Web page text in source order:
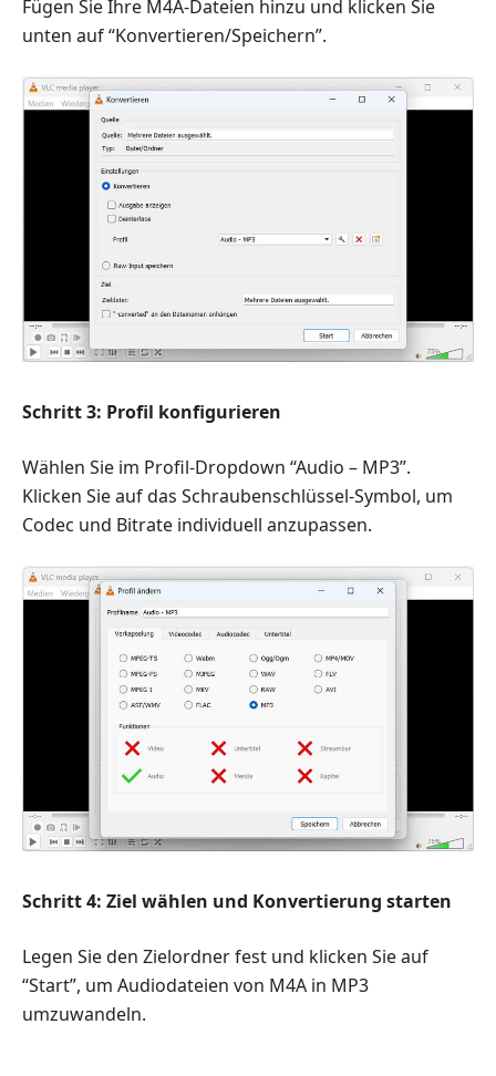
Fügen Sie Ihre M4A-Dateien hinzu und klicken Sie
unten auf “Konvertieren/Speichern”.
Schritt 3: Profil konfigurieren
Wählen Sie im Profil-Dropdown “Audio – MP3”.
Klicken Sie auf das Schraubenschlüssel-Symbol, um
Codec und Bitrate individuell anzupassen.
Schritt 4: Ziel wählen und Konvertierung starten
Legen Sie den Zielordner fest und klicken Sie auf
“Start”, um Audiodateien von M4A in MP3
umzuwandeln.